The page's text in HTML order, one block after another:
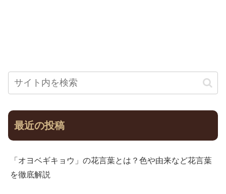
最近の投稿
「オヨベギキョウ」の花言葉とは？色や由来など花言葉
を徹底解説